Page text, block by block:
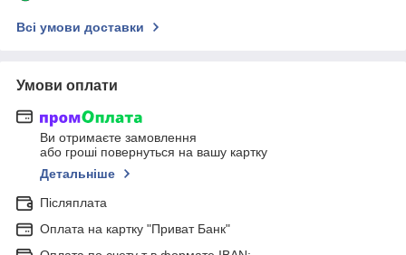
Всі умови доставки
Умови оплати
Ви отримаєте замовлення
або гроші повернуться на вашу картку
Детальніше
Післяплата
Оплата на картку "Приват Банк"